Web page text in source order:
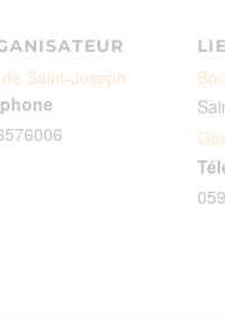
Saint-Joseph